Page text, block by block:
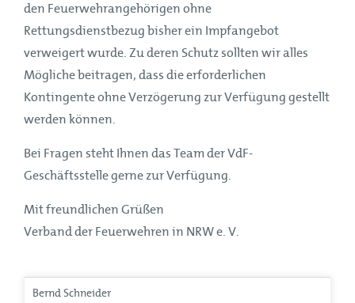
den Feuerwehrangehörigen ohne
Rettungsdienstbezug bisher ein Impfangebot
verweigert wurde. Zu deren Schutz sollten wir alles
Mögliche beitragen, dass die erforderlichen
Kontingente ohne Verzögerung zur Verfügung gestellt
werden können.
Bei Fragen steht Ihnen das Team der VdF-
Geschäftsstelle gerne zur Verfügung.
Mit freundlichen Grüßen
Verband der Feuerwehren in NRW e. V.
Bernd Schneider